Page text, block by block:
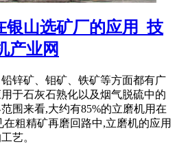
山选矿厂的应用_技
产业网
锌矿、钼矿、铁矿等方面都有广
于石灰石熟化以及烟气脱硫中的
围来看,大约有85%的立磨机用在
粗精矿再磨回路中,立磨机的应用
艺。